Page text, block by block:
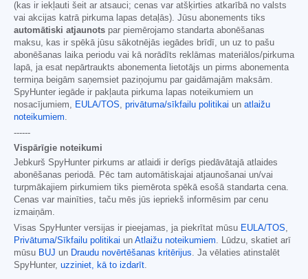
(kas ir iekļauti šeit ar atsauci; cenas var atšķirties atkarībā no valsts
vai akcijas katrā pirkuma lapas detaļās). Jūsu abonements tiks
automātiski atjaunots par piemērojamo standarta abonēšanas
maksu, kas ir spēkā jūsu sākotnējās iegādes brīdī, un uz to pašu
abonēšanas laika periodu vai kā norādīts reklāmas materiālos/pirkuma
lapā, ja esat nepārtraukts abonementa lietotājs un pirms abonementa
termiņa beigām saņemsiet paziņojumu par gaidāmajām maksām.
SpyHunter iegāde ir pakļauta pirkuma lapas noteikumiem un
nosacījumiem, EULA/TOS, privātuma/sīkfailu politikai un atlaižu
noteikumiem.
------
Vispārīgie noteikumi
Jebkurš SpyHunter pirkums ar atlaidi ir derīgs piedāvātajā atlaides
abonēšanas periodā. Pēc tam automātiskajai atjaunošanai un/vai
turpmākajiem pirkumiem tiks piemērota spēkā esošā standarta cena.
Cenas var mainīties, taču mēs jūs iepriekš informēsim par cenu
izmaiņām.
Visas SpyHunter versijas ir pieejamas, ja piekrītat mūsu EULA/TOS,
Privātuma/Sīkfailu politikai un Atlaižu noteikumiem. Lūdzu, skatiet arī
mūsu BUJ un Draudu novērtēšanas kritērijus. Ja vēlaties atinstalēt
SpyHunter, uzziniet, kā to izdarīt.